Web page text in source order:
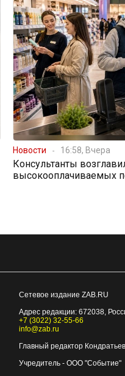
Новости 16:58, Вчера
Консультанты
высокооплачиваемых
Сетевое издание ZAB.RU
Адрес редакции: 672038,
+7 (3022) 32-55-66
info@zab.ru
Главный редактор
Учредитель - ООО "Событие"